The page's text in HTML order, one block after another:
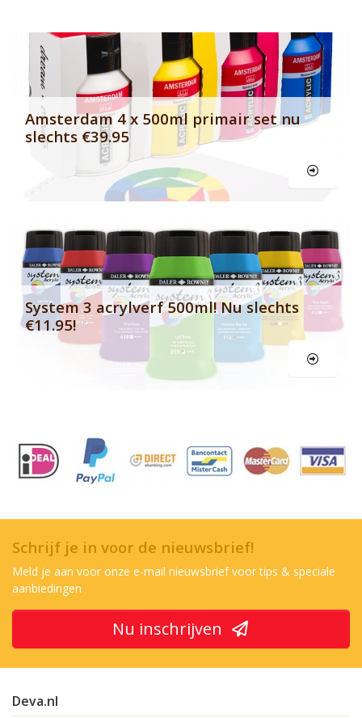
Banner row 2
Amsterdam 4 x 500ml primair set nu
slechts €39.95
System 3 acrylverf 500ml! Nu slechts
€11.95!
Schrijf je in voor de nieuwsbrief!
Meld je aan voor onze e-mail nieuwsbrief voor tips & speciale
aanbiedingen
Nu inschrijven
Deva.nl